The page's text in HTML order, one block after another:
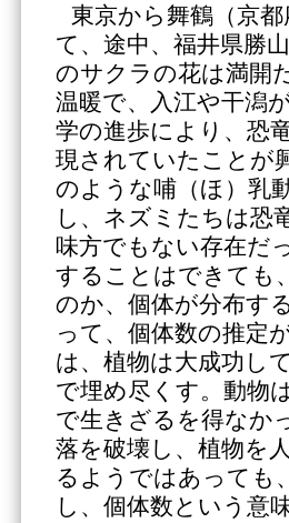
東京から舞鶴（京
て、途中、福井県勝
のサクラの花は満開
温暖で、入江や干潟
学の進歩により、恐
現されていたことが
のような哺（ほ）乳
し、ネズミたちは恐
味方でもない存在だ
することはできても
のか、個体が分布す
って、個体数の推定
は、植物は大成功し
で埋め尽くす。動物
で生きざるを得なか
落を破壊し、植物を
るようではあっても
し、個体数という意